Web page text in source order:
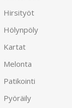
Hirsityöt
Hölynpöly
Kartat
Melonta
Patikointi
Pyöräily